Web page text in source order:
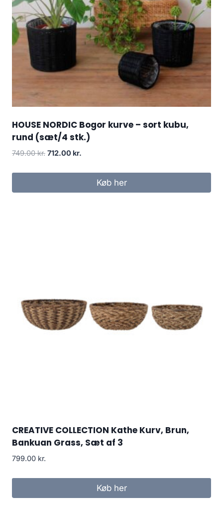
HOUSE NORDIC Bogor kurve – sort kubu,
rund (sæt/4 stk.)
749.00kr. 712.00 kr.
Køb her
CREATIVE COLLECTION Kathe Kurv, Brun,
Bankuan Grass, Sæt af 3
799.00 kr.
Køb her